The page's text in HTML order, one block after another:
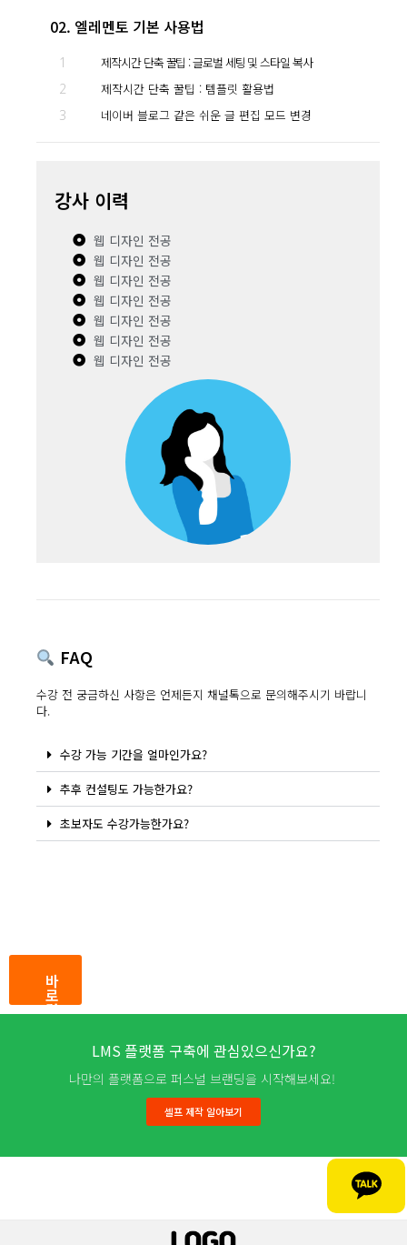
02. 엘레멘토 기본 사용법
1
제작시간 단축 꿀팁 : 글로벌 세팅 및 스타일 복사
2
제작시간 단축 꿀팁 : 템플릿 활용법
3
네이버 블로그 같은 쉬운 글 편집 모드 변경
강사 이력
웹 디자인 전공
웹 디자인 전공
웹 디자인 전공
웹 디자인 전공
웹 디자인 전공
웹 디자인 전공
웹 디자인 전공
FAQ
수강 전 궁금하신 사항은 언제든지 채널톡으로 문의해주시기 바랍니
다.
수강 가능 기간을 얼마인가요?
추후 컨설팅도 가능한가요?
초보자도 수강가능한가요?
바
로
결
LMS 플랫폼 구축에 관심있으신가요?
나만의 플랫폼으로 퍼스널 브랜딩을 시작해보세요!
셀프 제작 알아보기